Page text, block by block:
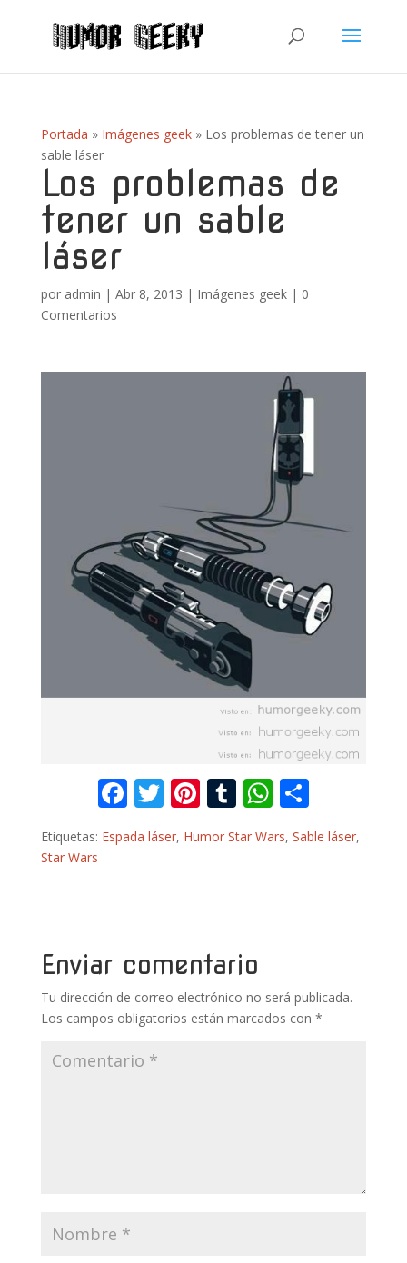
Portada » Imágenes geek» Los problemas de tener un
sable láser
Los problemas de
tener un sable
láser
por admin | Abr 8, 2013 | Imágenes geek| 0
Comentarios
F
ac
e
k
T
w
itt
Pi
nt
er
T
u
m
W
h
at
o
m
Etiquetas: Espada láser, Humor Star Wars, Sable láser,
Star Wars
Enviar comentario
Tu dirección de correo electrónico no será publicada.
Los campos obligatorios están marcados con *